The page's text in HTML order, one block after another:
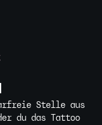
Stelle aus
du das Tattoo